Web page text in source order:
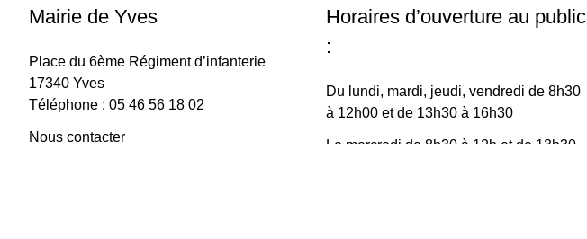
Mairie de Yves
Place du 6ème Régiment d’infanterie
17340 Yves
Téléphone : 05 46 56 18 02
Nous contacter
Horaires d’ouverture au public
:
Du lundi, mardi, jeudi, vendredi de 8h30
à 12h00 et de 13h30 à 16h30
Le mercredi de 8h30 à 12h et de 13h30